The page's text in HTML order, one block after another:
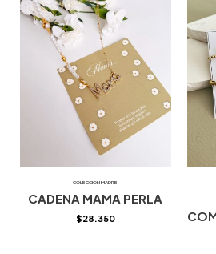
COLECCION MADRE
CADENA MAMA PERLA
$28.350